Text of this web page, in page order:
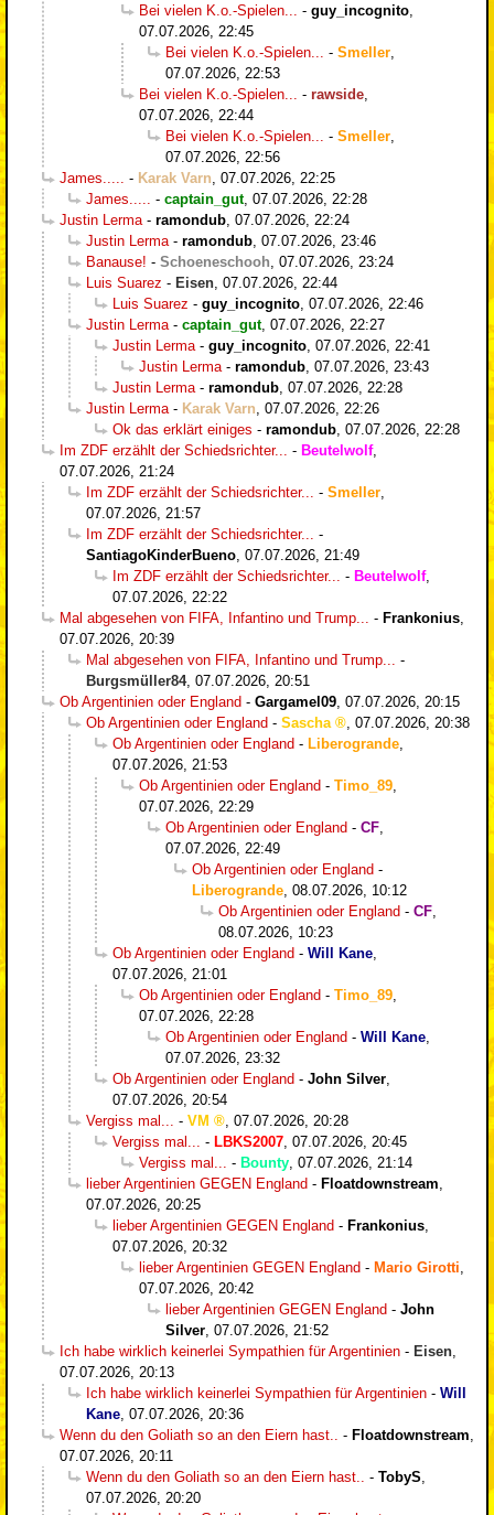
Bei vielen K.o.-Spielen...
- guy_incognito
07.07.2026, 22:45
Bei vielen K.o.-Spielen...
- Smeller
07.07.2026, 22:53
Bei vielen K.o.-Spielen...
- rawside
07.07.2026, 22:44
Bei vielen K.o.-Spielen...
- Smeller
07.07.2026, 22:56
James.....
- Karak Varn 07.07.2026, 22:25
James.....
- captain_gut, 07.07.2026, 22:28
Justin Lerma - ramondub 07.07.2026, 22:24
Justin Lerma - ramondub 07.07.2026, 23:46
Banause! - Schoeneschooh 07.07.2026, 23:24
Luis Suarez - Eisen 07.07.2026, 22:44
Luis Suarez - guy_incognito 07.07.2026, 22:46
Justin Lerma - captain_gut, 07.07.2026, 22:27
Justin Lerma - guy_incognito 07.07.2026, 22:41
Justin Lerma - ramondub 07.07.2026, 23:43
Justin Lerma - ramondub 07.07.2026, 22:28
Justin Lerma - Karak Varn 07.07.2026, 22:26
Ok das erklärt einiges - ramondub 07.07.2026, 22:28
Im ZDF erzählt der Schiedsrichter...
- Beutelwolf,
07.07.2026, 21:24
Im ZDF erzählt der Schiedsrichter...
- Smeller
07.07.2026, 21:57
Im ZDF erzählt der Schiedsrichter...
-
SantiagoKinderBueno 07.07.2026, 21:49
Im ZDF erzählt der Schiedsrichter...
- Beutelwolf,
07.07.2026, 22:22
Mal abgesehen von FIFA, Infantino und Trump...
- Frankonius
07.07.2026, 20:39
Mal abgesehen von FIFA, Infantino und Trump...
-
Burgsmüller84, 07.07.2026, 20:51
Ob Argentinien oder England - Gargamel09 07.07.2026, 20:15
Ob Argentinien oder England - Sascha
07.07.2026, 20:38
Ob Argentinien oder England - Liberogrande
07.07.2026, 21:53
Ob Argentinien oder England - Timo_89
07.07.2026, 22:29
Ob Argentinien oder England - CF
07.07.2026, 22:49
Ob Argentinien oder England -
Liberogrande 08.07.2026, 10:12
Ob Argentinien oder England - CF
08.07.2026, 10:23
Ob Argentinien oder England - Will Kane
07.07.2026, 21:01
Ob Argentinien oder England - Timo_89
07.07.2026, 22:28
Ob Argentinien oder England - Will Kane
07.07.2026, 23:32
Ob Argentinien oder England - John Silver
07.07.2026, 20:54
Vergiss mal...
- VM
07.07.2026, 20:28
Vergiss mal...
- LBKS2007 07.07.2026, 20:45
Vergiss mal...
- Bounty 07.07.2026, 21:14
lieber Argentinien GEGEN England - Floatdownstream
07.07.2026, 20:25
lieber Argentinien GEGEN England - Frankonius
07.07.2026, 20:32
lieber Argentinien GEGEN England - Mario Girotti
07.07.2026, 20:42
lieber Argentinien GEGEN England - John
Silver 07.07.2026, 21:52
Ich habe wirklich keinerlei Sympathien für Argentinien - Eisen
07.07.2026, 20:13
Ich habe wirklich keinerlei Sympathien für Argentinien - Will
Kane 07.07.2026, 20:36
Wenn du den Goliath so an den Eiern hast..
- Floatdownstream
07.07.2026, 20:11
Wenn du den Goliath so an den Eiern hast..
- TobyS
07.07.2026, 20:20